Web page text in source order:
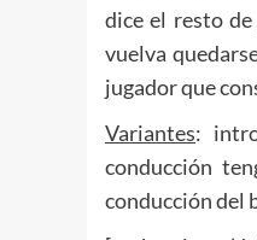
dice el resto
vuelva
jugador que
Variantes:
conducción
conducción del